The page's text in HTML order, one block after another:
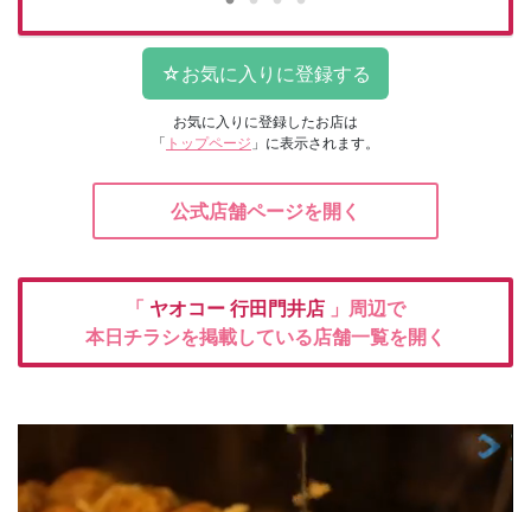
お気に入りに登録したお店は
「 トップページ 」に表示されます。
公式店舗ページを開く
「 ヤオコー 行田門井店 」周辺で
本日チラシを掲載している店舗一覧を開く